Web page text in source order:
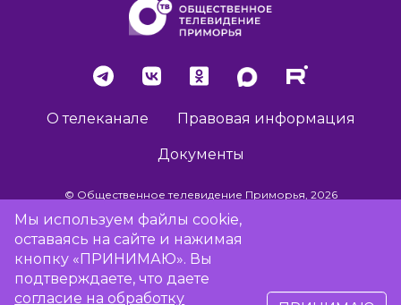
О телеканале Правовая информация
Документы
© Общественное телевидение Приморья, 2026
Разработка сайта -
Мы используем файлы cookie,
оставаясь на сайте и нажимая
кнопку «ПРИНИМАЮ». Вы
подтверждаете, что даете
согласие на обработку